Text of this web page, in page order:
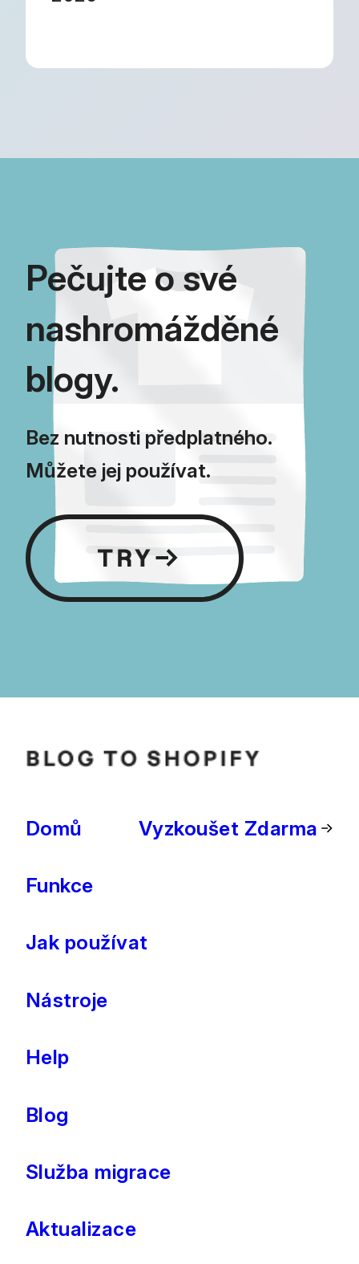
Pečujte o své
nashromážděné
blogy.
Bez nutnosti předplatného.
Můžete jej používat.
Domů
Funkce
Jak používat
Nástroje
Help
Blog
Služba migrace
Aktualizace
Vyzkoušet Zdarma